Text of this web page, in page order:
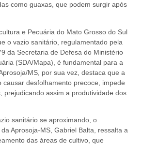
como guaxas, que podem surgir após
e Pecuária do Mato Grosso do Sul
o vazio sanitário, regulamentado pela
da Secretaria de Defesa do Ministério
(SDA/Mapa), é fundamental para a
MS, por sua vez, destaca que a
causar desfolhamento precoce, impede
prejudicando assim a produtividade dos
sanitário se aproximando, o
Aprosoja-MS, Gabriel Balta, ressalta a
das áreas de cultivo, que